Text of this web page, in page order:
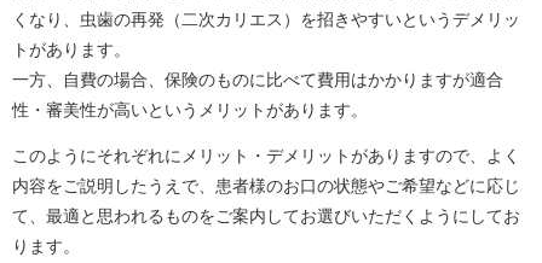
くなり、虫歯の再発（二次カリエス）を招きやすいというデメリッ
トがあります。
一方、自費の場合、保険のものに比べて費用はかかりますが適合
性・審美性が高いというメリットがあります。
このようにそれぞれにメリット・デメリットがありますので、よく
内容をご説明したうえで、患者様のお口の状態やご希望などに応じ
て、最適と思われるものをご案内してお選びいただくようにしてお
ります。